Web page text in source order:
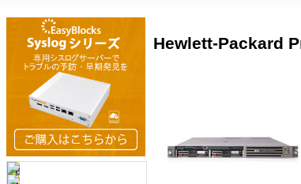
Hewlett-Packard